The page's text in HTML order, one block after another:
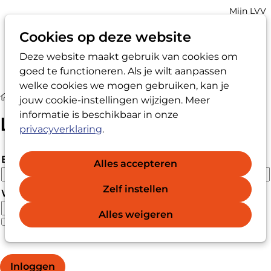
Cookies op deze website
Deze website maakt gebruik van cookies om
goed te functioneren. Als je wilt aanpassen
welke cookies we mogen gebruiken, kan je
jouw cookie-instellingen wijzigen. Meer
informatie is beschikbaar in onze
privacyverklaring.
Alles accepteren
Zelf instellen
Alles weigeren
Zoek
Account
Mijn LVV
Login
Login
E-mailadres
Wachtwoord
Wachtwoord weergeven
Wachtwoord vergeten?
Inloggen